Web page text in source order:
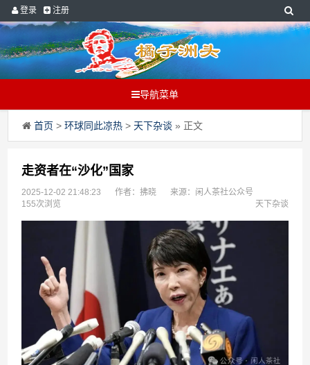
登录 注册
导航菜单
首页 >环球同此凉热 > 天下杂谈 » 正文
走资者在“沙化”国家
2025-12-02 21:48:23 作者：拂晓
来源：闲人茶社公众号
155次浏览
天下杂谈